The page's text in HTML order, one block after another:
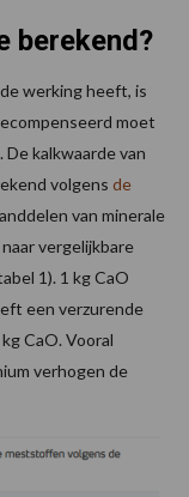
berekend?
werking heeft, is
moet
De kalkwaarde van
volgens de
van minerale
vergelijkbare
1). 1 kg CaO
een verzurende
CaO. Vooral
verhogen de